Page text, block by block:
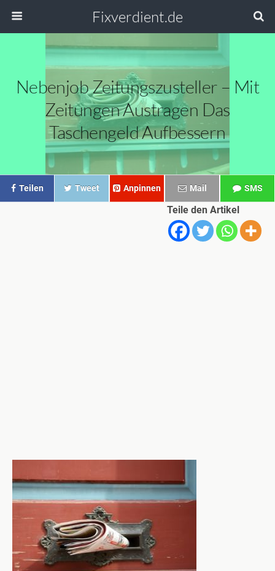
Fixverdient.de
Nebenjob Zeitungszusteller – Mit
Zeitungen Austragen Das
Taschengeld Aufbessern
Teilen Tweet Anpinnen Mail SMS
Teile den Artikel